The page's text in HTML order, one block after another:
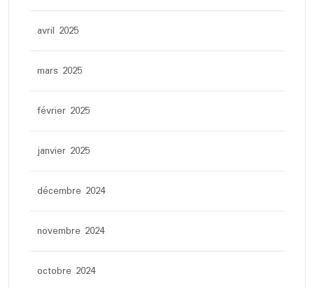
avril 2025
mars 2025
février 2025
janvier 2025
décembre 2024
novembre 2024
octobre 2024